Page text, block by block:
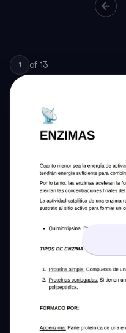
1 of 13